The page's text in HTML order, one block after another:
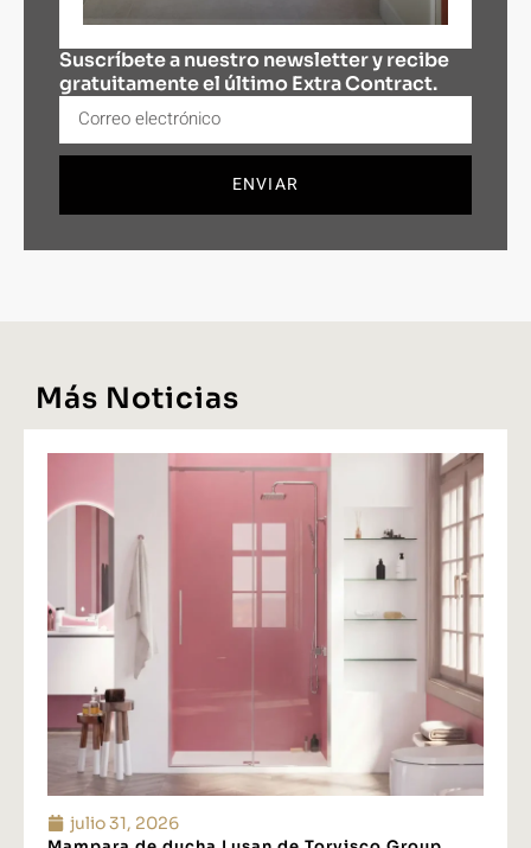
Suscríbete a nuestro newsletter y recibe
gratuitamente el último Extra Contract.
ENVIAR
Más Noticias
julio 31, 2026